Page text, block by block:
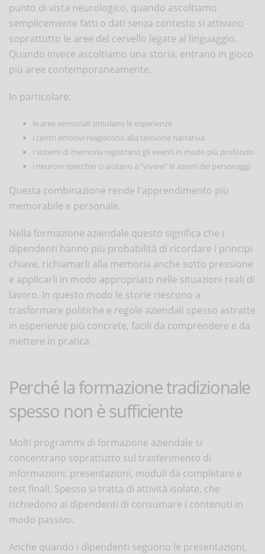
punto di vista neurologico, quando ascoltiamo
semplicemente fatti o dati senza contesto si attivano
soprattutto le aree del cervello legate al linguaggio.
Quando invece ascoltiamo una storia, entrano in gioco
più aree contemporaneamente.
In particolare:
le aree sensoriali simulano le esperienze
i centri emotivi reagiscono alla tensione narrativa
i sistemi di memoria registrano gli eventi in modo più profondo
i neuroni specchio ci aiutano a “vivere” le azioni dei personaggi
Questa combinazione rende l'apprendimento più
memorabile e personale.
Nella formazione aziendale questo significa che i
dipendenti hanno più probabilità di ricordare i principi
chiave, richiamarli alla memoria anche sotto pressione
e applicarli in modo appropriato nelle situazioni reali di
lavoro. In questo modo le storie riescono a
trasformare politiche e regole aziendali spesso astratte
in esperienze più concrete, facili da comprendere e da
mettere in pratica.
Perché la formazione tradizionale
spesso non è sufficiente
Molti programmi di formazione aziendale si
concentrano soprattutto sul trasferimento di
informazioni: presentazioni, moduli da completare e
test finali. Spesso si tratta di attività isolate, che
richiedono ai dipendenti di consumare i contenuti in
modo passivo.
Anche quando i dipendenti seguono le presentazioni,